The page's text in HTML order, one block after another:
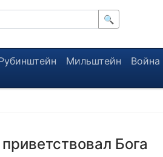
🔍
Мильштейн Война
Бога